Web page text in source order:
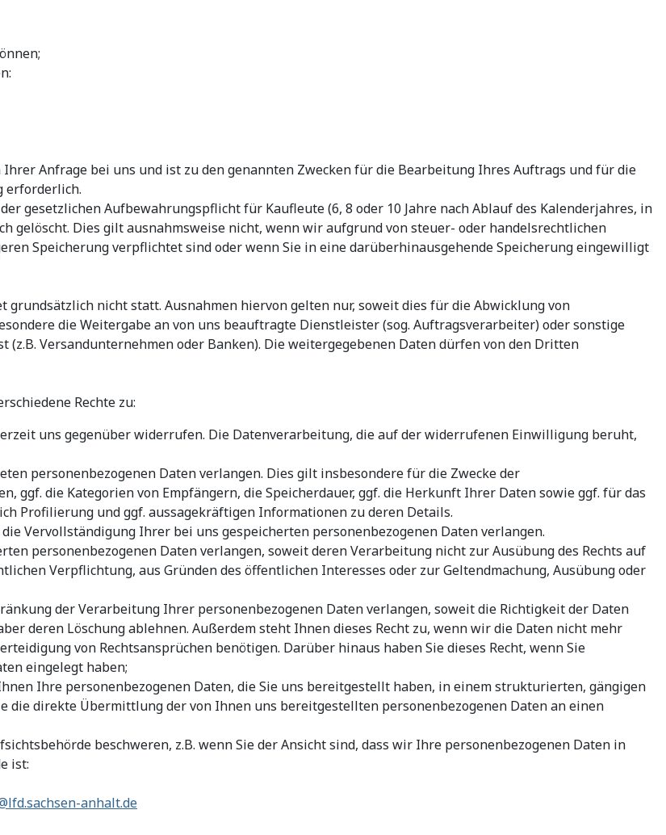
Anfrage bei uns und ist zu den genannten Zwecken für die Bearbeitung Ihres Auftrags und für die
erforderlich.
gesetzlichen Aufbewahrungspflicht für Kaufleute (6, 8 oder 10 Jahre nach Ablauf des Kalenderjahres, in
gelöscht. Dies gilt ausnahmsweise nicht, wenn wir aufgrund von steuer- oder handelsrechtlichen
Speicherung verpflichtet sind oder wenn Sie in eine darüberhinausgehende Speicherung eingewilligt
nicht statt. Ausnahmen hiervon gelten nur, soweit dies für die Abwicklung von
die Weitergabe an von uns beauftragte Dienstleister (sog. Auftragsverarbeiter) oder sonstige
Versandunternehmen oder Banken). Die weitergegebenen Daten dürfen von den Dritten
Rechte zu:
uns gegenüber widerrufen. Die Datenverarbeitung, die auf der widerrufenen Einwilligung beruht,
personenbezogenen Daten verlangen. Dies gilt insbesondere für die Zwecke der
ggf. die Kategorien von Empfängern, die Speicherdauer, ggf. die Herkunft Ihrer Daten sowie ggf. für das
Profilierung und ggf. aussagekräftigen Informationen zu deren Details.
Vervollständigung Ihrer bei uns gespeicherten personenbezogenen Daten verlangen.
personenbezogenen Daten verlangen, soweit deren Verarbeitung nicht zur Ausübung des Rechts auf
Verpflichtung, aus Gründen des öffentlichen Interesses oder zur Geltendmachung, Ausübung oder
der Verarbeitung Ihrer personenbezogenen Daten verlangen, soweit die Richtigkeit der Daten
deren Löschung ablehnen. Außerdem steht Ihnen dieses Recht zu, wenn wir die Daten nicht mehr
von Rechtsansprüchen benötigen. Darüber hinaus haben Sie dieses Recht, wenn Sie
eingelegt haben;
Ihre personenbezogenen Daten, die Sie uns bereitgestellt haben, in einem strukturierten, gängigen
die direkte Übermittlung der von Ihnen uns bereitgestellten personenbezogenen Daten an einen
beschweren, z.B. wenn Sie der Ansicht sind, dass wir Ihre personenbezogenen Daten in
ist:
anhalt.de